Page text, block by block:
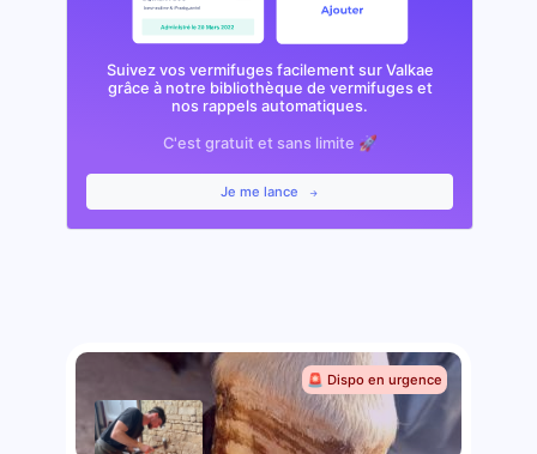
Suivez vos vermifuges facilement sur Valkae
grâce à notre bibliothèque de vermifuges et
nos rappels automatiques.
C'est gratuit et sans limite 🚀
Je me lance
🚨 Dispo en urgence